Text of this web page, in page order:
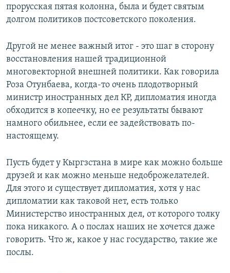
прорусская пятая колонна, была и будет святым
долгом политиков постсоветского поколения.
Другой не менее важный итог - это шаг в сторону
восстановления нашей традиционной
многовекторной внешней политики. Как говорила
Роза Отунбаева, когда-то очень плодотворный
министр иностранных дел КР, дипломатия иногда
обходится в копеечку, но ее результаты бывают
намного обильнее, если ее задействовать по-
настоящему.
Пусть будет у Кыргзстана в мире как можно больше
друзей и как можно меньше недоброжелателей.
Для этого и существует дипломатия, хотя у нас
дипломатии как таковой нет, есть только
Министерство иностранных дел, от которого толку
пока никакого. А о послах наших не хочется даже
говорить. Что ж, какое у нас государство, такие же
послы.